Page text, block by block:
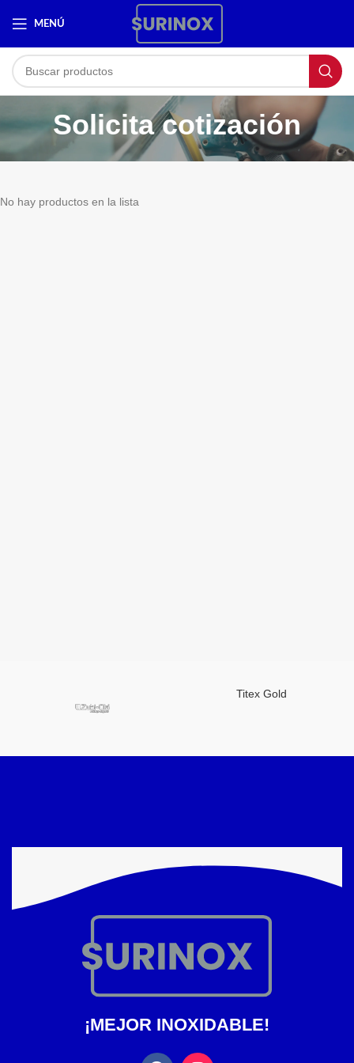
MENÚ
Solicita cotización
No hay productos en la lista
Titex Gold
¡MEJOR INOXIDABLE!